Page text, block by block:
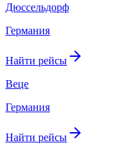
Дюссельдорф
Германия
Найти рейсы
Веце
Германия
Найти рейсы